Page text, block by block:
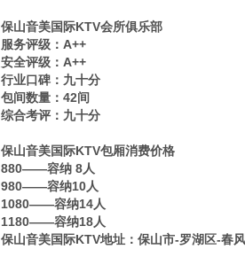
保山音美国际KTV会所俱乐部
服务评级：A++
安全评级：A++
行业口碑：九十分
包间数量：42间
综合考评：九十分
保山音美国际KTV包厢消费价格
880——容纳 8人
980——容纳10人
1080——容纳14人
1180——容纳18人
保山音美国际KTV地址：保山市-罗湖区-春